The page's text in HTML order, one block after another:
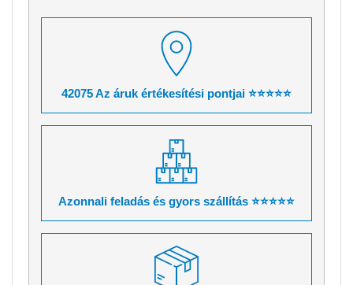
42075 Az áruk értékesítési pontjai ⭐⭐⭐⭐⭐
Azonnali feladás és gyors szállítás ⭐⭐⭐⭐⭐